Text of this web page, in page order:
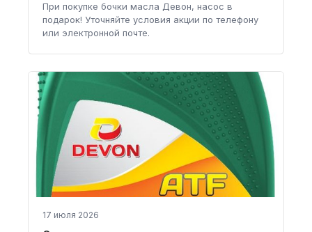
При покупке бочки масла Девон, насос в
подарок! Уточняйте условия акции по телефону
или электронной почте.
17 июля 2026